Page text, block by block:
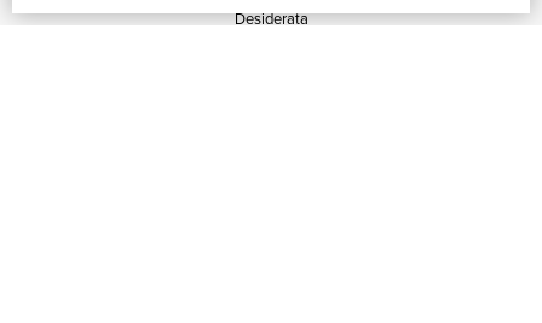
Desiderata